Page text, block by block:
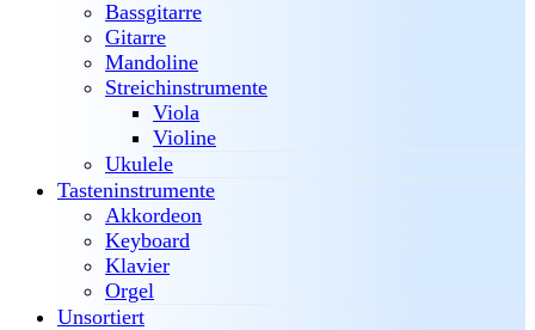
Bassgitarre
Gitarre
Mandoline
Streichinstrumente
Viola
Violine
Ukulele
Tasteninstrumente
Akkordeon
Keyboard
Klavier
Orgel
Unsortiert